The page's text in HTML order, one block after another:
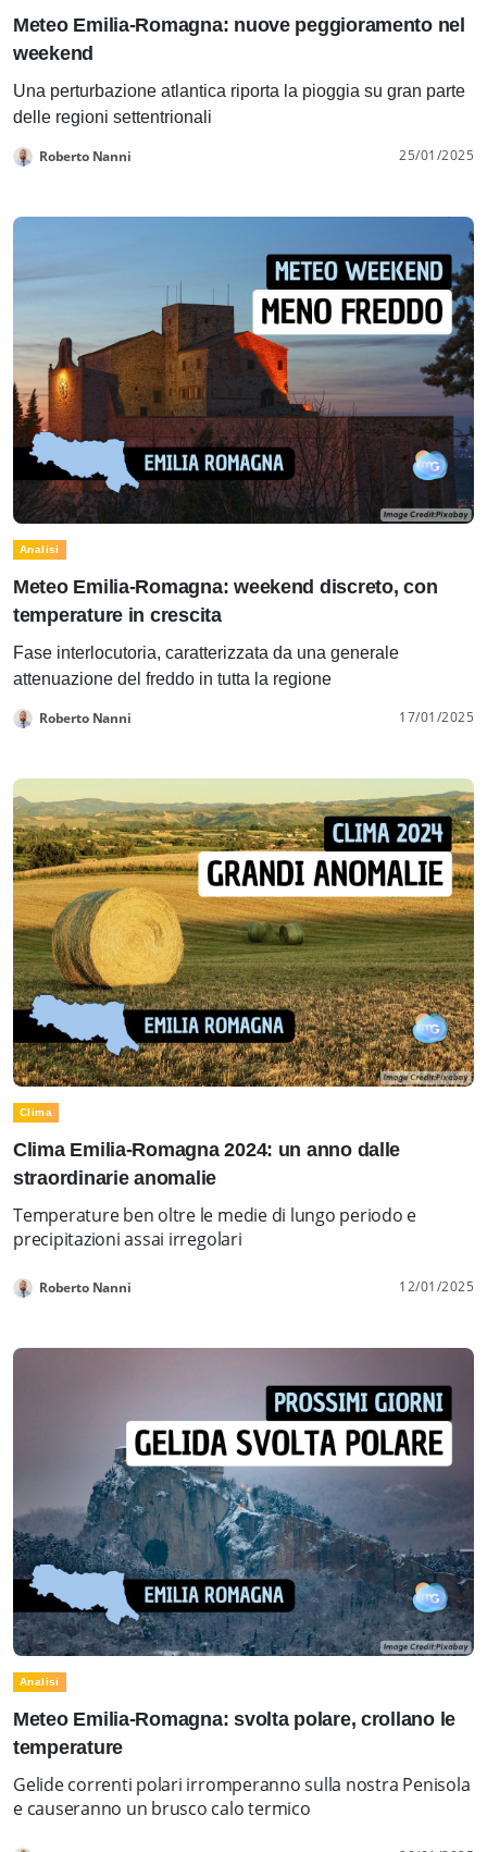
Meteo Emilia-Romagna: nuove peggioramento nel
weekend
Una perturbazione atlantica riporta la pioggia su gran parte
delle regioni settentrionali
Roberto Nanni 25/01/2025
Analisi
Meteo Emilia-Romagna: weekend discreto, con
temperature in crescita
Fase interlocutoria, caratterizzata da una generale
attenuazione del freddo in tutta la regione
Roberto Nanni 17/01/2025
Clima
Clima Emilia-Romagna 2024: un anno dalle
straordinarie anomalie
Temperature ben oltre le medie di lungo periodo e
precipitazioni assai irregolari
Roberto Nanni 12/01/2025
Analisi
Meteo Emilia-Romagna: svolta polare, crollano le
temperature
Gelide correnti polari irromperanno sulla nostra Penisola
e causeranno un brusco calo termico